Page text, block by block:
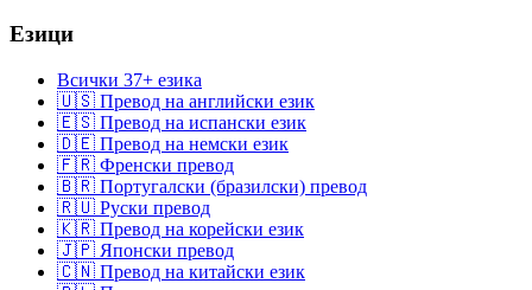
Езици
Всички 37+ езика
🇺🇸 Превод на английски език
🇪🇸 Превод на испански език
🇩🇪 Превод на немски език
🇫🇷 Френски превод
🇧🇷 Португалски (бразилски) превод
🇷🇺 Руски превод
🇰🇷 Превод на корейски език
🇯🇵 Японски превод
🇨🇳 Превод на китайски език